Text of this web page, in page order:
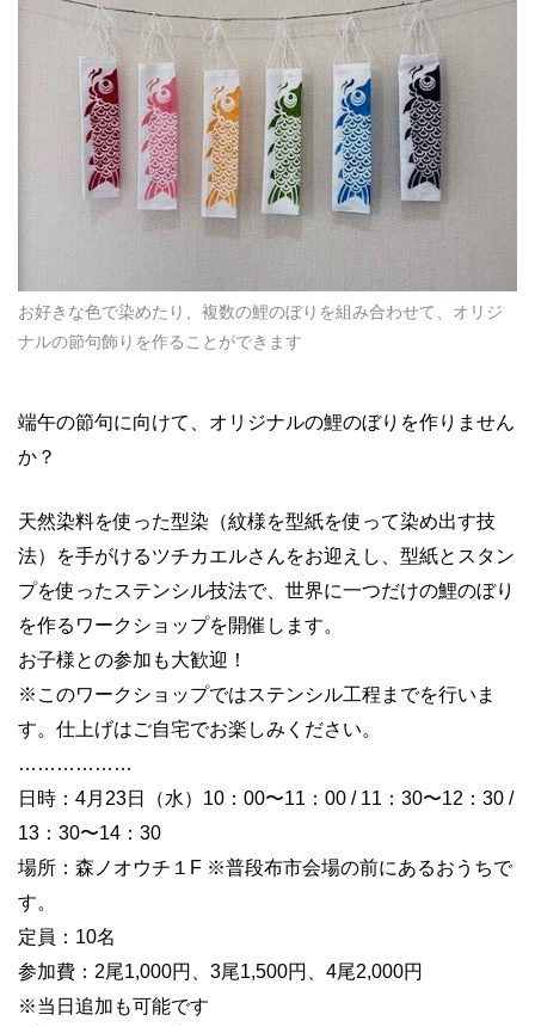
お好きな色で染めたり、複数の鯉のぼりを組み合わせて、オリジ
ナルの節句飾りを作ることができます
端午の節句に向けて、オリジナルの鯉のぼりを作りません
か？
天然染料を使った型染（紋様を型紙を使って染め出す技
法）を手がけるツチカエルさんをお迎えし、型紙とスタン
プを使ったステンシル技法で、世界に一つだけの鯉のぼり
を作るワークショップを開催します。
お子様との参加も大歓迎！
※このワークショップではステンシル工程までを行いま
す。仕上げはご自宅でお楽しみください。
………………
日時：4月23日（水）10：00〜11：00 / 11：30〜12：30 /
13：30〜14：30
場所：森ノオウチ１F ※普段布市会場の前にあるおうちで
す。
定員：10名
参加費：2尾1,000円、3尾1,500円、4尾2,000円
※当日追加も可能です